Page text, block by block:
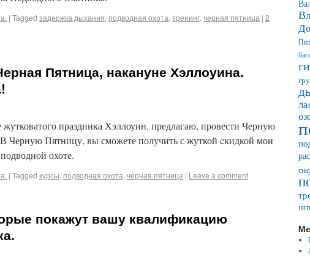
| Tagged задержка дыхания, подводная охота, тренинг, черная пятница | 2
Пятница, накануне Хэллоуина.
жутковатого праздника Хэллоуин, предлагаю, провести Черную
Черную Пятницу, вы сможете получить с жуткой cкидкой мои
охоте.
| Tagged курсы, подводная охота, черная пятница | Leave a comment
покажут вашу квалификацию